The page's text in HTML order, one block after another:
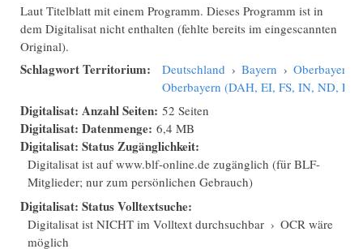
Laut Titelblatt mit einem Programm. Dieses Programm ist in
dem Digitalisat nicht enthalten (fehlte bereits im eingescannten
Original).
Schlagwort Territorium: Deutschland › Bayern › Oberbayern
Oberbayern (DAH, EI, FS, IN, ND,
Digitalisat: Anzahl Seiten: 52 Seiten
Digitalisat: Datenmenge: 6,4 MB
Digitalisat: Status Zugänglichkeit:
Digitalisat ist auf www.blf-online.de zugänglich (für BLF-
Mitglieder; nur zum persönlichen Gebrauch)
Digitalisat: Status Volltextsuche:
Digitalisat ist NICHT im Volltext durchsuchbar › OCR wäre
möglich